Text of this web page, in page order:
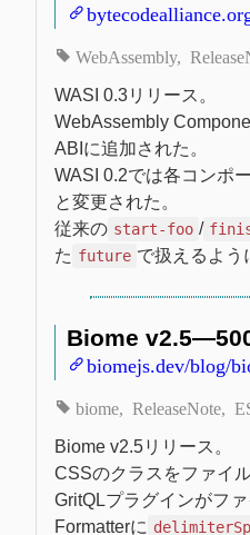
WebAssembly
WASI 0.3リリース。
WebAssembly
ABIに追加された。
WASI 0.2では各コンポ
と変更された。
従来の start-foo /
た future で扱えるよう
Biome
biomejs.dev/blog/
biome ReleaseNote
Biome v2.5リリース。
CSSのクラスをファイ
GritQLプラグインがフ
Formatterに